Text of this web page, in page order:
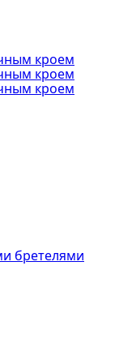
бретелями